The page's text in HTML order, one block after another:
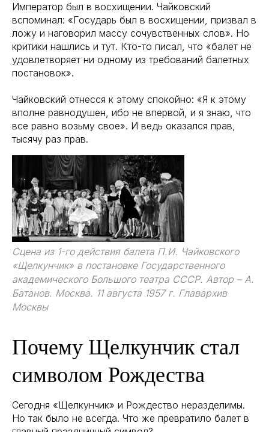
Император был в восхищении. Чайковский
вспоминал: «Государь был в восхищении, призвал в
ложу и наговорил массу сочувственных слов». Но
критики нашлись и тут. Кто-то писал, что «балет не
удовлетворяет ни одному из требований балетных
постановок».
Чайковский отнесся к этому спокойно: «Я к этому
вполне равнодушен, ибо не впервой, и я знаю, что
все равно возьму свое». И ведь оказался прав,
тысячу раз прав.
Сцена из 1-го действия балета П.И. Чайковского
«Щелкунчик» в постановке Государственного
академического Большого театра СССР. Автор – А.
Батанов. Москва. 11 августа 1957 г. Главархив
Москвы
Почему Щелкунчик стал
символом Рождества
Сегодня «Щелкунчик» и Рождество неразделимы.
Но так было не всегда. Что же превратило балет в